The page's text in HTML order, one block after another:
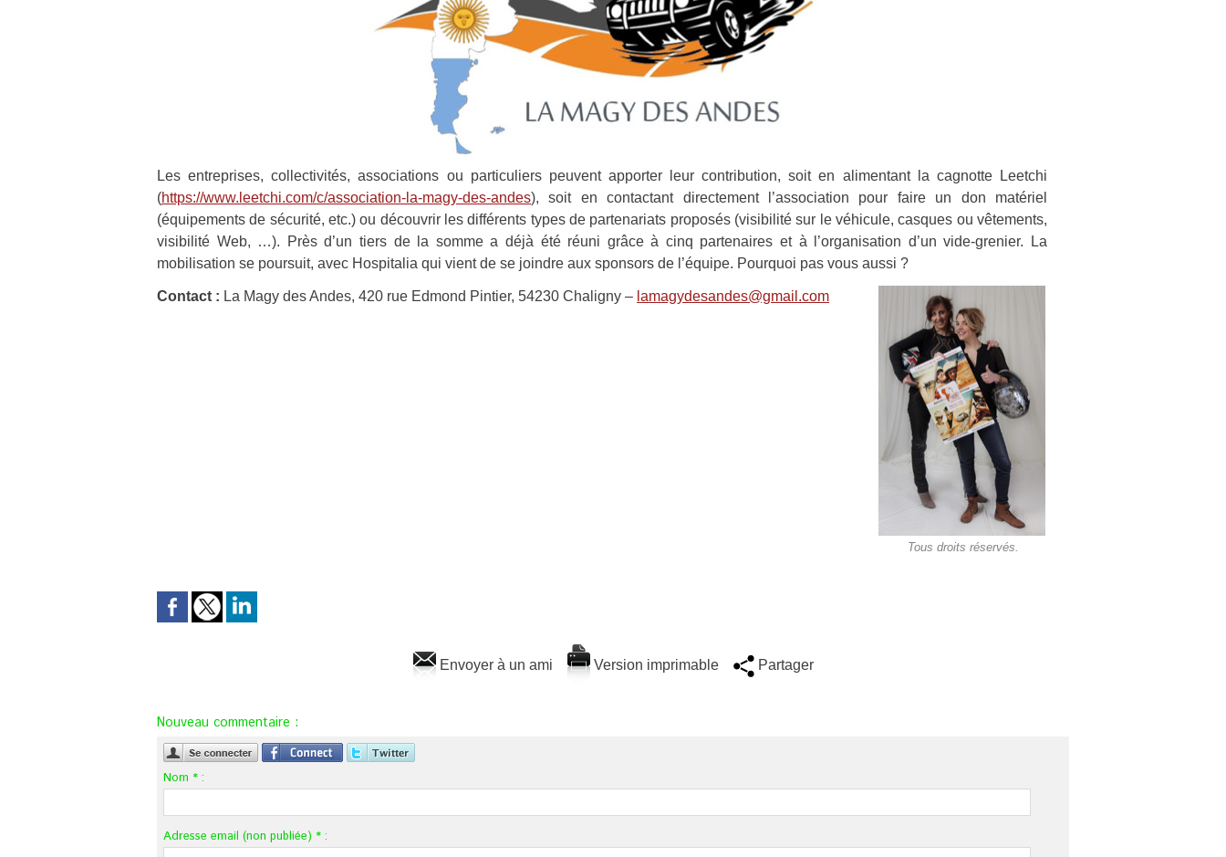
Les entreprises, collectivités, associations ou particuliers peuvent apporter leur contribution, soit en alimentant la cagnotte Leetchi
(https://www.leetchi.com/c/association-la-magy-des-andes), soit en contactant directement l’association pour faire un don matériel
(équipements de sécurité, etc.) ou découvrir les différents types de partenariats proposés (visibilité sur le véhicule, casques ou vêtements,
visibilité Web, …). Près d’un tiers de la somme a déjà été réuni grâce à cinq partenaires et à l’organisation d’un vide-grenier. La
mobilisation se poursuit, avec Hospitalia qui vient de se joindre aux sponsors de l’équipe. Pourquoi pas vous aussi ?
Tous droits réservés.
Contact : La Magy des Andes, 420 rue Edmond Pintier, 54230 Chaligny – lamagydesandes@gmail.com
Envoyer à un ami Version imprimable Partager
Nouveau commentaire :
Nom * :
Adresse email (non publiée) * :